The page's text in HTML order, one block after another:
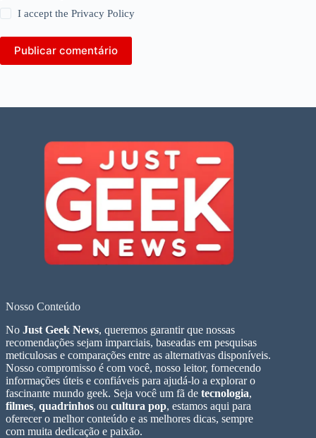
I accept thePrivacy Policy
Publicar comentário
Nosso Conteúdo
No Just Geek News, queremos garantir que nossas
recomendações sejam imparciais, baseadas em pesquisas
meticulosas e comparações entre as alternativas disponíveis.
Nosso compromisso é com você, nosso leitor, fornecendo
informações úteis e confiáveis para ajudá-lo a explorar o
fascinante mundo geek. Seja você um fã de tecnologia,
filmes, quadrinhos ou cultura pop, estamos aqui para
oferecer o melhor conteúdo e as melhores dicas, sempre
com muita dedicação e paixão.